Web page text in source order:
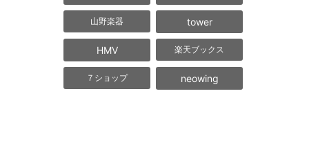
山野楽器 tower
HMV 楽天ブックス
７ショップ neowing